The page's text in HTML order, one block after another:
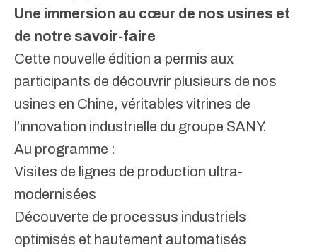
Une immersion au cœur de nos usines et
de notre savoir-faire
Cette nouvelle édition a permis aux
participants de découvrir plusieurs de nos
usines en Chine, véritables vitrines de
l’innovation industrielle du groupe SANY.
Au programme :
Visites de lignes de production ultra-
modernisées
Découverte de processus industriels
optimisés et hautement automatisés